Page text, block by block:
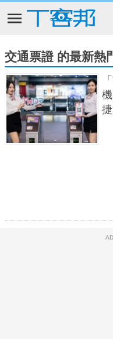
交通票證 的最新熱